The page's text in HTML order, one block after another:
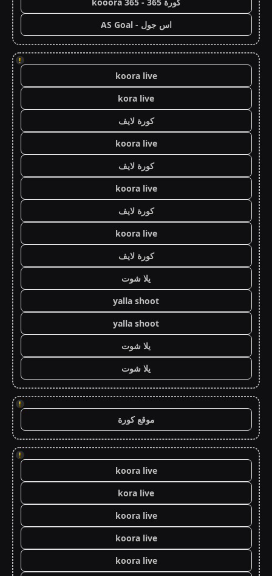
اس جول - AS Goal
!
koora live
kora live
كورة لايف
koora live
كورة لايف
koora live
كورة لايف
koora live
كورة لايف
يلا شوت
yalla shoot
yalla shoot
يلا شوت
يلا شوت
!
موقع كورة
!
koora live
kora live
koora live
koora live
koora live